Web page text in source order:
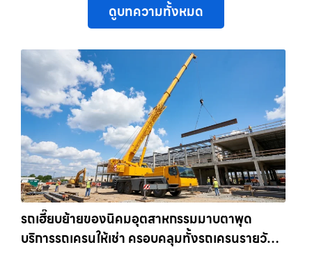
ดูบทความทั้งหมด
รถเฮี๊ยบย้ายของนิคมอุตสาหกรรมมาบตาพุด
บริการรถเครนให้เช่า ครอบคลุมทั้งรถเครนรายวัน